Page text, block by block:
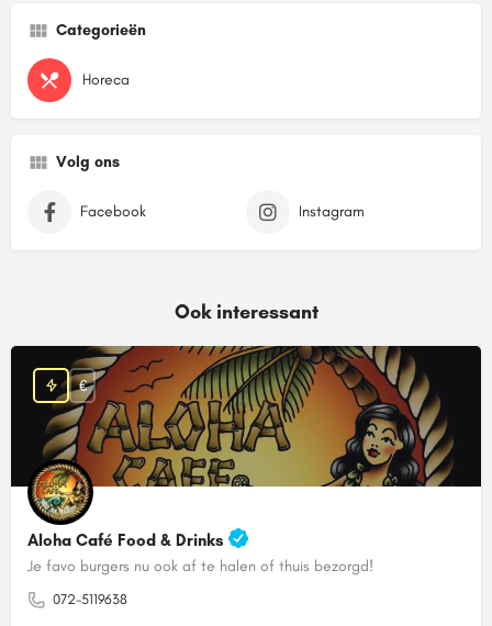
Categorieën
Horeca
Volg ons
Facebook Instagram
Ook interessant
Aloha Café Food & Drinks
Je favo burgers nu ook af te halen of thuis bezorgd!
072-5119638
€